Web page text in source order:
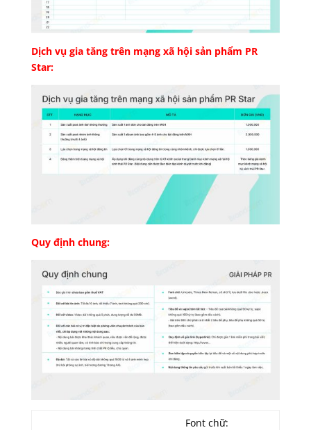
Dịch vụ gia tăng trên mạng xã hội sản phẩm PR
Star:
Quy định chung:
Font chữ: